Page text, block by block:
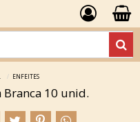
ENFEITES
Branca 10 unid.